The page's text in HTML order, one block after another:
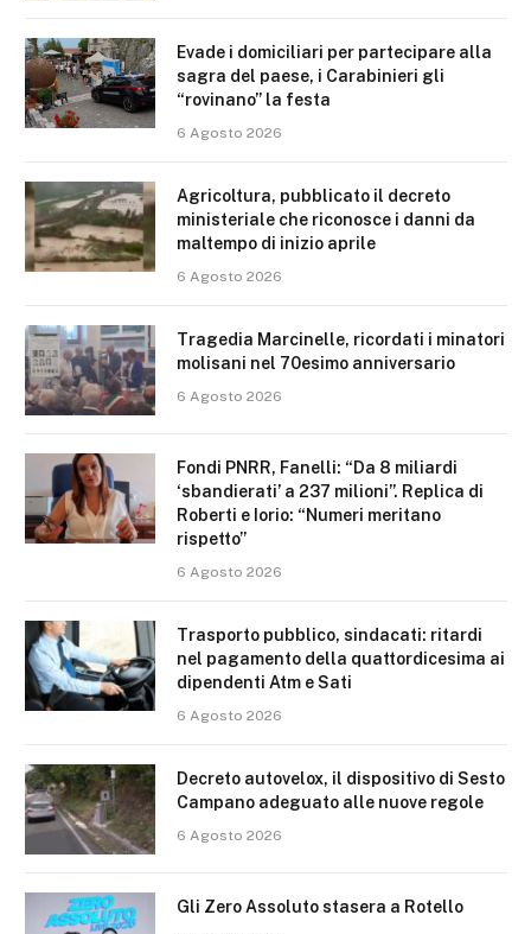
Evade i domiciliari per partecipare alla
sagra del paese, i Carabinieri gli
“rovinano” la festa
6 Agosto 2026
Agricoltura, pubblicato il decreto
ministeriale che riconosce i danni da
maltempo di inizio aprile
6 Agosto 2026
Tragedia Marcinelle, ricordati i minatori
molisani nel 70esimo anniversario
6 Agosto 2026
Fondi PNRR, Fanelli: “Da 8 miliardi
‘sbandierati’ a 237 milioni”. Replica di
Roberti e Iorio: “Numeri meritano
rispetto”
6 Agosto 2026
Trasporto pubblico, sindacati: ritardi
nel pagamento della quattordicesima ai
dipendenti Atm e Sati
6 Agosto 2026
Decreto autovelox, il dispositivo di Sesto
Campano adeguato alle nuove regole
6 Agosto 2026
Gli Zero Assoluto stasera a Rotello